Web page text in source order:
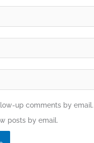
up comments by email.
posts by email.